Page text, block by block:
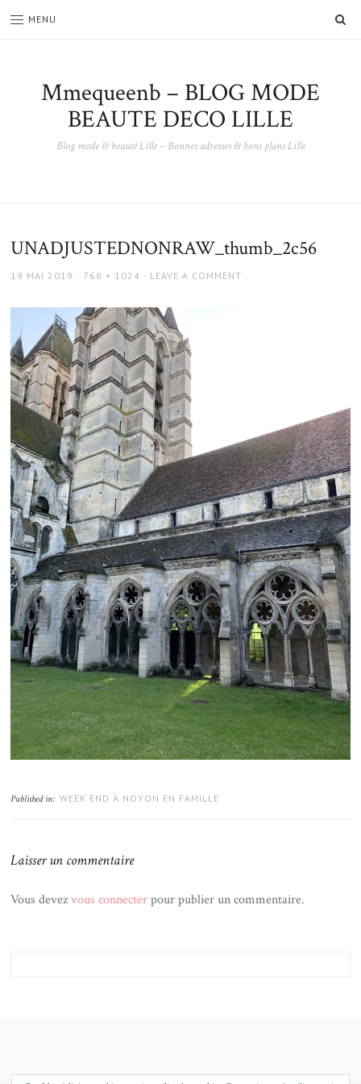
MENU
Mmequeenb – BLOG MODE
BEAUTE DECO LILLE
Blog mode & beauté Lille – Bonnes adresses & bons plans Lille
UNADJUSTEDNONRAW_thumb_2c56
POSTED
19 MAI 2019
FULL
768 × 1024 LEAVE A COMMENT
Published in: WEEK END À NOYON EN FAMILLE
Laisser un commentaire
Vous devezvous connecterpour publier un commentaire.